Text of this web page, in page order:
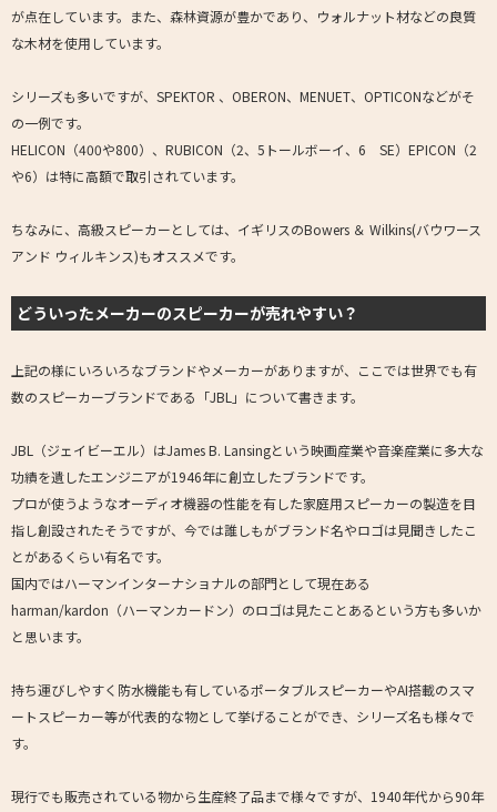
が点在しています。また、森林資源が豊かであり、ウォルナット材などの良質
な木材を使用しています。
シリーズも多いですが、SPEKTOR 、OBERON、MENUET、OPTICONなどがそ
の一例です。
HELICON（400や800）、RUBICON（2、5トールボーイ、6 SE）EPICON（2
や6）は特に高額で取引されています。
ちなみに、高級スピーカーとしては、イギリスのBowers ＆ Wilkins(バウワース
アンド ウィルキンス)もオススメです。
どういったメーカーのスピーカーが売れやすい？
上記の様にいろいろなブランドやメーカーがありますが、ここでは世界でも有
数のスピーカーブランドである「JBL」について書きます。
JBL（ジェイビーエル）はJames B. Lansingという映画産業や音楽産業に多大な
功績を遺したエンジニアが1946年に創立したブランドです。
プロが使うようなオーディオ機器の性能を有した家庭用スピーカーの製造を目
指し創設されたそうですが、今では誰しもがブランド名やロゴは見聞きしたこ
とがあるくらい有名です。
国内ではハーマンインターナショナルの部門として現在ある
harman/kardon（ハーマンカードン）のロゴは見たことあるという方も多いか
と思います。
持ち運びしやすく防水機能も有しているポータブルスピーカーやAI搭載のスマ
ートスピーカー等が代表的な物として挙げることができ、シリーズ名も様々で
す。
現行でも販売されている物から生産終了品まで様々ですが、1940年代から90年